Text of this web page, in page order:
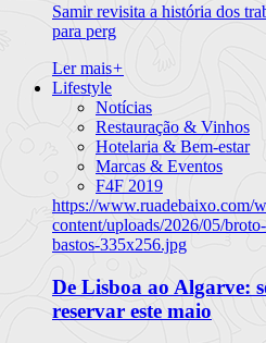
Samir revisita a história dos
para perg
Ler mais+
Lifestyle
Notícias
Restauração & Vinhos
Hotelaria & Bem-estar
Marcas & Eventos
F4F 2019
https://www.ruadebaixo.com/
content/uploads/2026/05/
bastos-335x256.jpg
De Lisboa ao Algarve:
reservar este maio